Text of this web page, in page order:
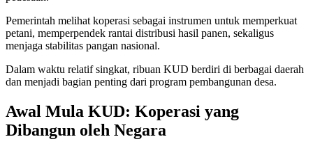
Pemerintah melihat koperasi sebagai instrumen untuk memperkuat
petani, memperpendek rantai distribusi hasil panen, sekaligus
menjaga stabilitas pangan nasional.
Dalam waktu relatif singkat, ribuan KUD berdiri di berbagai daerah
dan menjadi bagian penting dari program pembangunan desa.
Awal Mula KUD: Koperasi yang
Dibangun oleh Negara